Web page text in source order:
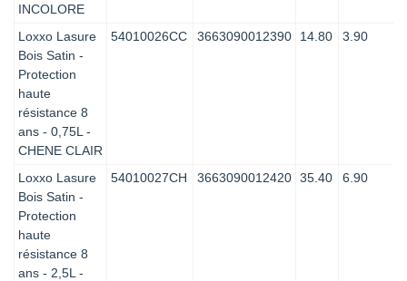
INCOLORE
Loxxo Lasure
Bois Satin -
Protection
haute
résistance 8
ans - 0,75L -
CHENE CLAIR
54010026CC 3663090012390 14.80 3.90
Loxxo Lasure
Bois Satin -
Protection
haute
résistance 8
ans - 2,5L -
54010027CH 3663090012420 35.40 6.90